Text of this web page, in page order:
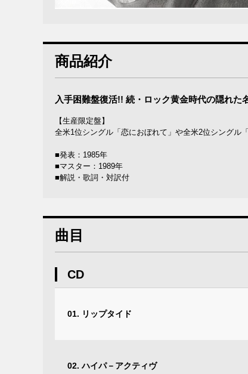
商品紹介
入手困難盤復活!! 続・ロック黄金時代の隠れた
【生産限定盤】
全米1位シングル「恋におぼれて」や全米2位シングル
■発表：1985年
■マスター：1989年
■解説・歌詞・対訳付
曲目
CD
01. リップタイド
02. ハイパ－アクティヴ